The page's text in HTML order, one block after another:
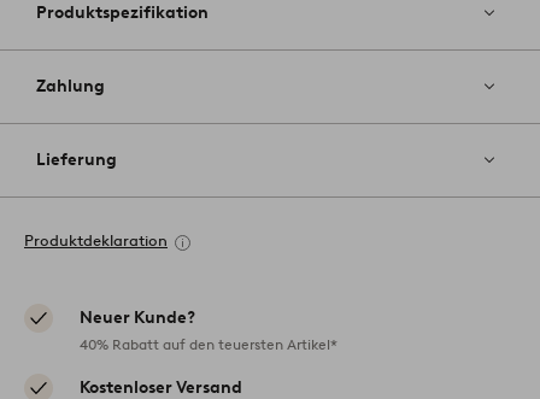
Produktspezifikation
Zahlung
Lieferung
Produktdeklaration
Neuer Kunde?
40% Rabatt auf den teuersten Artikel*
Kostenloser Versand